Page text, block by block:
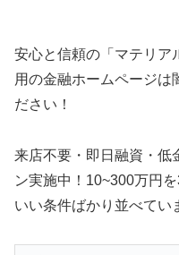
安心と信頼の「マテリア
用の金融ホームページは
ださい！
来店不要・即日融資・低
ン実施中！10~300万円
いい条件ばかり並べてい